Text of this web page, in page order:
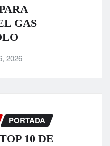
GAS
2026
PORTADA
10 DE